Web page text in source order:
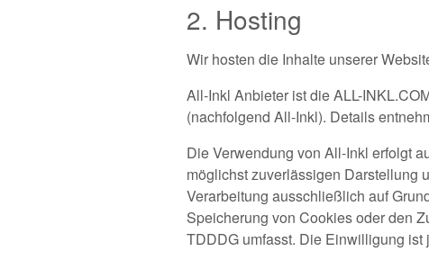
2. Hosting
Wir hosten die Inhalte unserer
All-Inkl Anbieter ist die ALL-
(nachfolgend All-Inkl). Details
Die Verwendung von All-Inkl erfolgt
möglichst zuverlässigen Darstellung
Verarbeitung ausschließlich auf
Speicherung von Cookies oder den
TDDDG umfasst. Die Einwilligung ist